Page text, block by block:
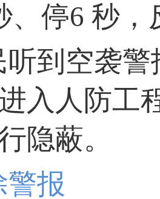
、停6 秒
听到空袭
入人防工
隐蔽。
警报